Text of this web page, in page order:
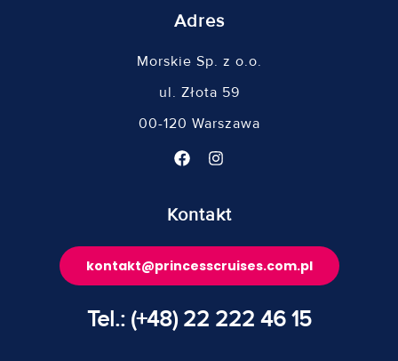
Adres
Morskie Sp. z o.o.
ul. Złota 59
00-120 Warszawa
Kontakt
kontakt@princesscruises.com.pl
Tel.: (+48) 22 222 46 15